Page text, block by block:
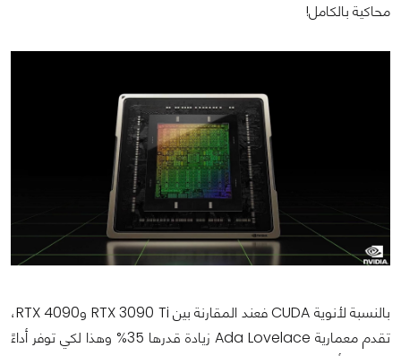
محاكية بالكامل!
بالنسبة لأنوية CUDA فعند المقارنة بين RTX 3090 Ti وRTX 4090،
تقدم معمارية Ada Lovelace زيادة قدرها 35% وهذا لكي توفر أداءً